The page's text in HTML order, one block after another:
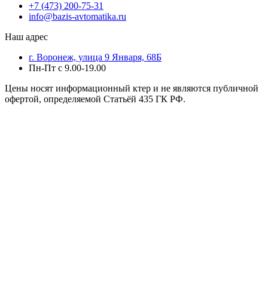
+7 (473) 200-75-31
info@bazis-avtomatika.ru
Наш адрес
г. Воронеж, улица 9 Января, 68Б
Пн-Пт с 9.00-19.00
Цены носят информационный ктер и не являются публичной
офертой, определяемой Статьёй 435 ГК РФ.